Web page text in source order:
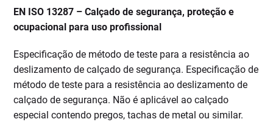
EN ISO 13287 – Calçado de segurança, proteção e
ocupacional para uso profissional
Especificação de método de teste para a resistência ao
deslizamento de calçado de segurança. Especificação de
método de teste para a resistência ao deslizamento de
calçado de segurança. Não é aplicável ao calçado
especial contendo pregos, tachas de metal ou similar.